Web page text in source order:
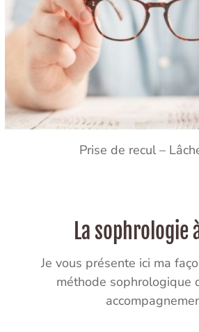
Prise de recul –
La sophrologie
Je vous présente ici ma
méthode sophrologique